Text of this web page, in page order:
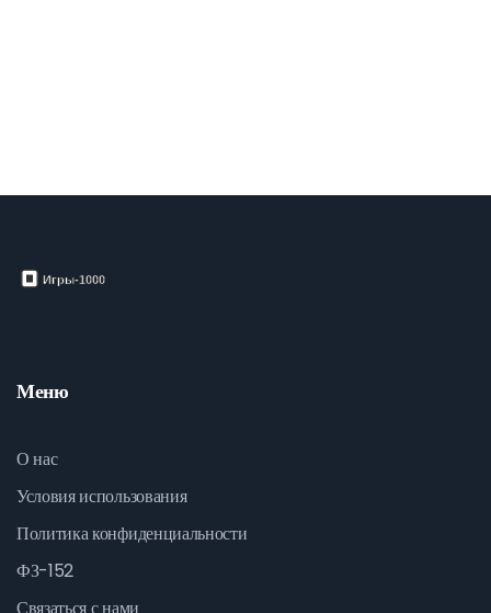
Меню
О нас
Условия использования
Политика конфиденциальности
ФЗ-152